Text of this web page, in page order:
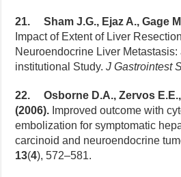
21. Sham J.G., Ejaz A., Gage
Impact of Extent of Liver
Neuroendocrine Liver
institutional Study.J Gastrointest
22. Osborne D.A., Zervos
(2006). Improved outcome with
embolization for symptomatic
carcinoid and neuroendocrine
13(4), 572–581.